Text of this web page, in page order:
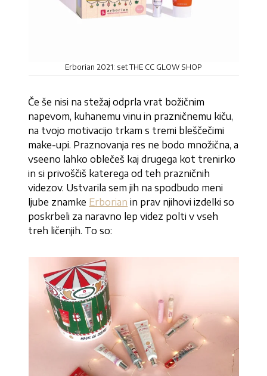
Erborian 2021: set THE CC GLOW SHOP
Če še nisi na stežaj odprla vrat božičnim
napevom, kuhanemu vinu in prazničnemu kiču,
na tvojo motivacijo trkam s tremi bleščečimi
make-upi. Praznovanja res ne bodo množična, a
vseeno lahko oblečeš kaj drugega kot trenirko
in si privoščiš katerega od teh prazničnih
videzov. Ustvarila sem jih na spodbudo meni
ljube znamke Erborian in prav njihovi izdelki so
poskrbeli za naravno lep videz polti v vseh
treh ličenjih. To so: